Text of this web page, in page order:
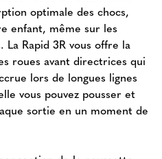
optimale des chocs,
enfant, même sur les
La Rapid 3R vous offre la
roues avant directrices qui
lors de longues lignes
vous pouvez pousser et
sortie en un moment de